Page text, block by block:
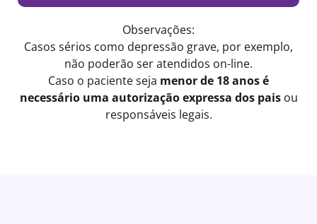
Observações:
Casos sérios como depressão grave, por exemplo,
não poderão ser atendidos on-line.
Caso o paciente seja menor de 18 anos é
necessário uma autorização expressa dos paisou
responsáveis legais.